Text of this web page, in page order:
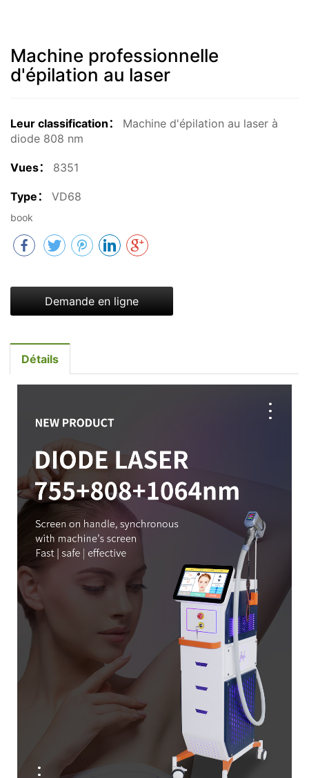
Machine professionnelle
d'épilation au laser
Leur classification：
Machine d'épilation au laser à
diode 808 nm
Vues： 8351
Type： VD68
book
Demande en ligne
Détails